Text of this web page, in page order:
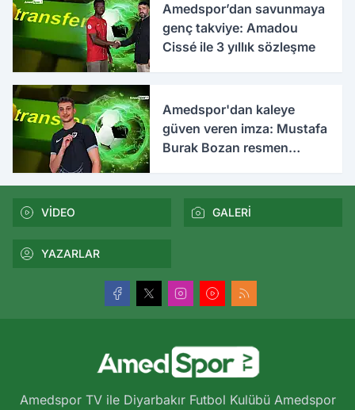
Amedspor’dan savunmaya
genç takviye: Amadou
Cissé ile 3 yıllık sözleşme
Amedspor'dan kaleye
güven veren imza: Mustafa
Burak Bozan resmen
VİDEO GALERİ
YAZARLAR
Amedspor TV ile Diyarbakır Futbol Kulübü Amedspor